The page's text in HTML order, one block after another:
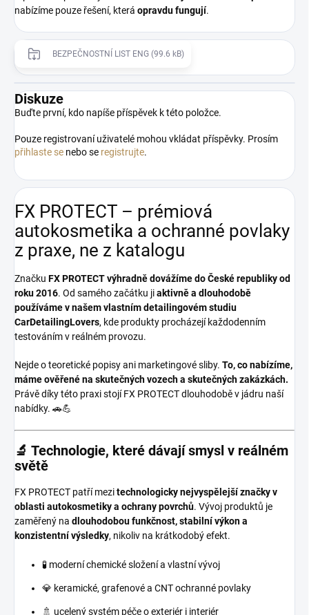
nabízíme pouze řešení, která opravdu fungují.
BEZPEČNOSTNÍ LIST ENG (99.6 kB)
Diskuze
Buďte první, kdo napíše příspěvek k této položce.
Pouze registrovaní uživatelé mohou vkládat příspěvky. Prosím
přihlaste se nebo se registrujte.
FX PROTECT – prémiová
autokosmetika a ochranné povlaky
z praxe, ne z katalogu
Značku FX PROTECTvýhradně dovážíme do České republiky od
roku 2016. Od samého začátku jiaktivně a dlouhodobě
používáme v našem vlastním detailingovém studiu
CarDetailingLovers, kde produkty procházejí každodenním
testováním v reálném provozu.
Nejde o teoretické popisy ani marketingové sliby. To, co nabízíme,
máme ověřené na skutečných vozech a skutečných zakázkách.
Právě díky této praxi stojí FX PROTECT dlouhodobě v jádru naší
nabídky. 🚗💪
🔬 Technologie, které dávají smysl v reálném
světě
FX PROTECT patří mezitechnologicky nejvyspělejší značky v
oblasti autokosmetiky a ochrany povrchů. Vývoj produktů je
zaměřený na dlouhodobou funkčnost, stabilní výkon a
konzistentní výsledky, nikoliv na krátkodobý efekt.
🧪 moderní chemické složení a vlastní vývoj
💎 keramické, grafenové a CNT ochranné povlaky
🚿 ucelený systém péče o exteriér i interiér